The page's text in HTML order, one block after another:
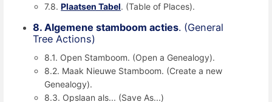
7.8.Plaatsen Tabel. (Table of Places).
8. Algemene stamboom acties. (General
Tree Actions)
8.1. Open Stamboom. (Open a Genealogy).
8.2. Maak Nieuwe Stamboom. (Create a new
Genealogy).
8.3. Opslaan als... (Save As...)